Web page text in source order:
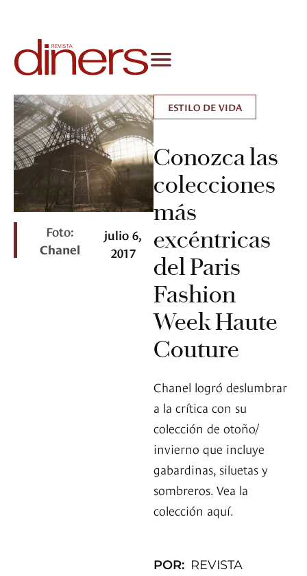
Foto:
Chanel
julio 6,
2017
ESTILO DE VIDA
Conozca las
colecciones
más
excéntricas
del Paris
Fashion
Week Haute
Couture
Chanel logró deslumbrar
a la crítica con su
colección de otoño/
invierno que incluye
gabardinas, siluetas y
sombreros. Vea la
colección aquí.
POR: REVISTA